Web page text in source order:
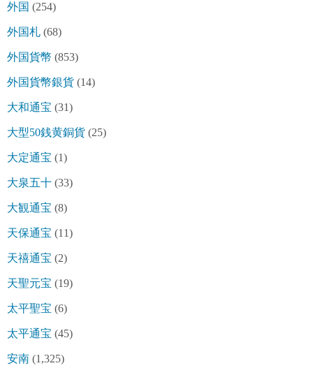
外国 (254)
外国札 (68)
外国貨幣 (853)
外国貨幣銀貨 (14)
大和通宝 (31)
大型50銭黄銅貨 (25)
大定通宝 (1)
大泉五十 (33)
大観通宝 (8)
天保通宝 (11)
天禧通宝 (2)
天聖元宝 (19)
太平聖宝 (6)
太平通宝 (45)
安南 (1,325)